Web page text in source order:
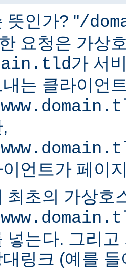
뜻인가? "/
요청은 가상
가 서
는 클라이언
이언트가 페이
최초의 가상호
넣는다. 그리
링크 (예를 들